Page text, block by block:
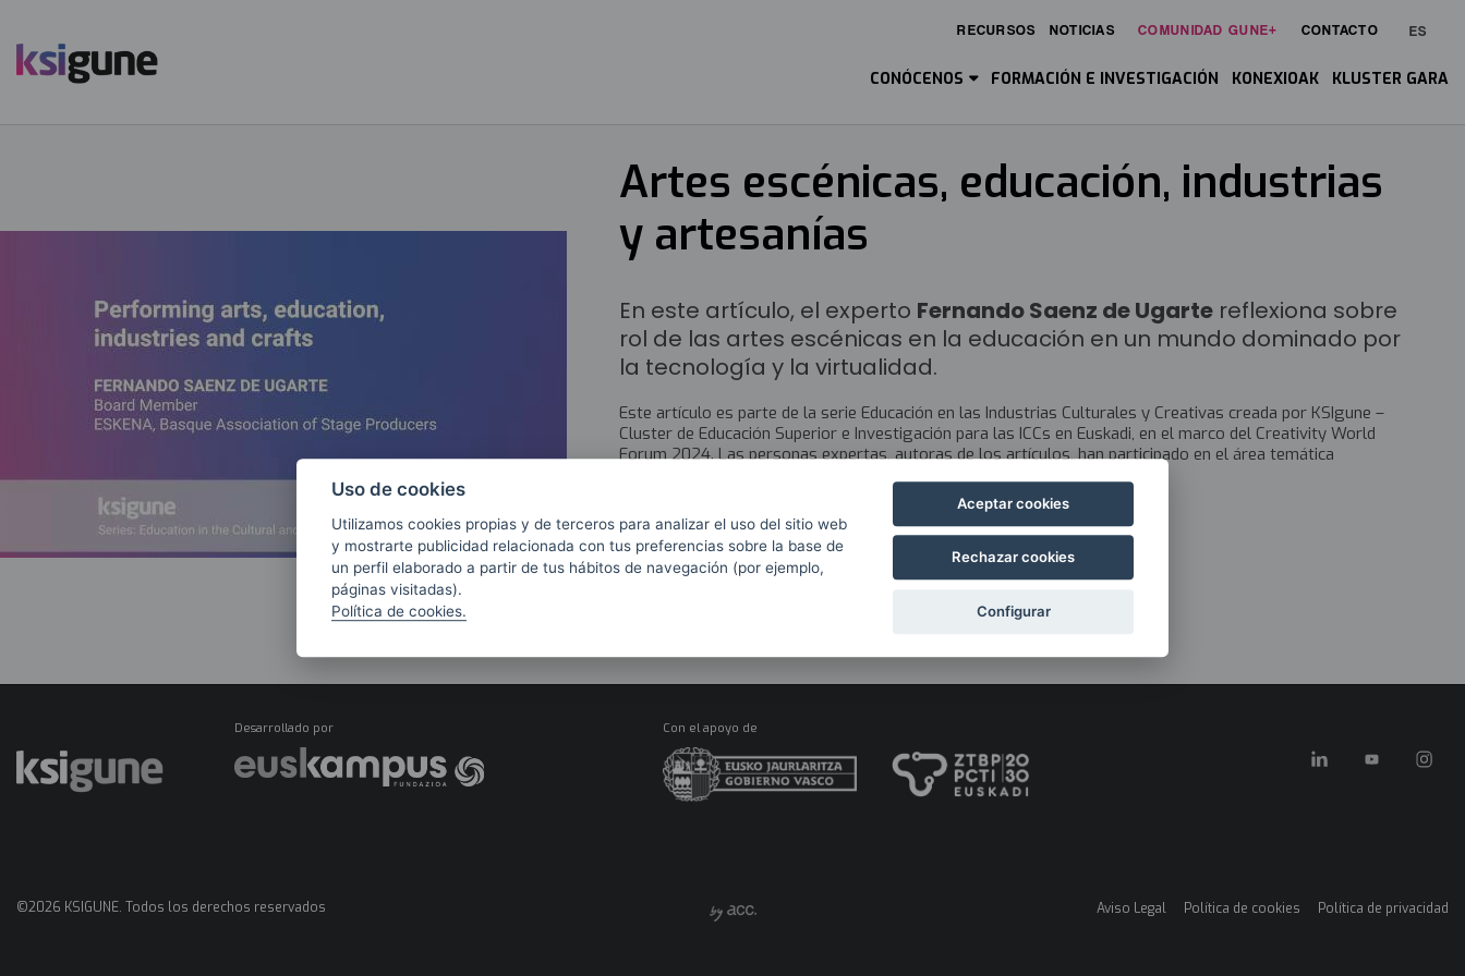
ES
Menu
RECURSOS NOTICIAS COMUNIDAD GUNE+ CONTACTO
CONÓCENOS FORMACIÓN E INVESTIGACIÓN KONEXIOAK KLUSTER GARA
Artes escénicas, educación, industrias
y artesanías
En este artículo, el experto Fernando Saenz de Ugarte reflexiona sobre
rol de las artes escénicas en la educación en un mundo dominado por
la tecnología y la virtualidad.
Este artículo es parte de la serie Educación en las Industrias Culturales y Creativas creada por KSIgune –
Cluster de Educación Superior e Investigación para las ICCs en Euskadi, en el marco del Creativity World
Forum 2024. Las personas expertas, autoras de los artículos, han participado en el área temática
>> Leer el artículo
>> Volver a Recursos
Desarrollado por Con el apoyo de
©2026 KSIGUNE. Todos los derechos reservados Aviso Legal Política de cookies Política de privacidad
Uso de cookies
Utilizamos cookies propias y de terceros para analizar el uso del sitio web
y mostrarte publicidad relacionada con tus preferencias sobre la base de
un perfil elaborado a partir de tus hábitos de navegación (por ejemplo,
páginas visitadas).
Política de cookies.
Aceptar cookies
Rechazar cookies
Configurar